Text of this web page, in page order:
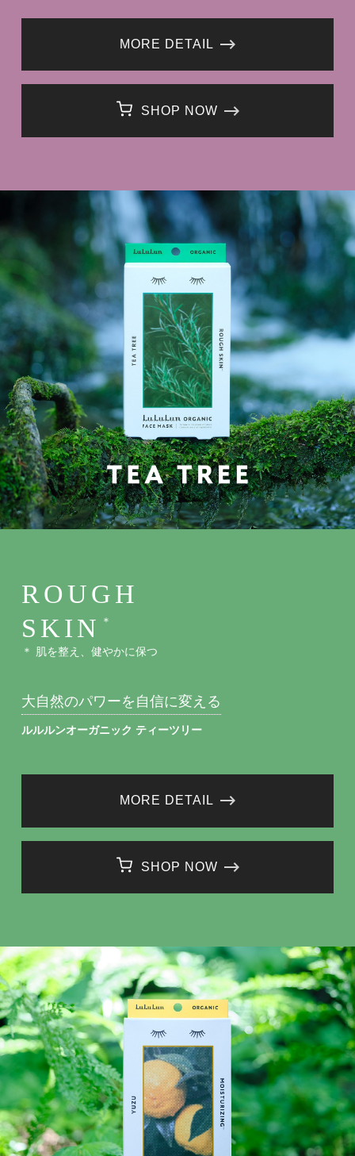
MORE DETAIL
SHOP NOW
ROUGH
SKIN
＊
＊ 肌を整え、健やかに保つ
大自然のパワーを自信に変える
ルルルンオーガニック ティーツリー
MORE DETAIL
SHOP NOW